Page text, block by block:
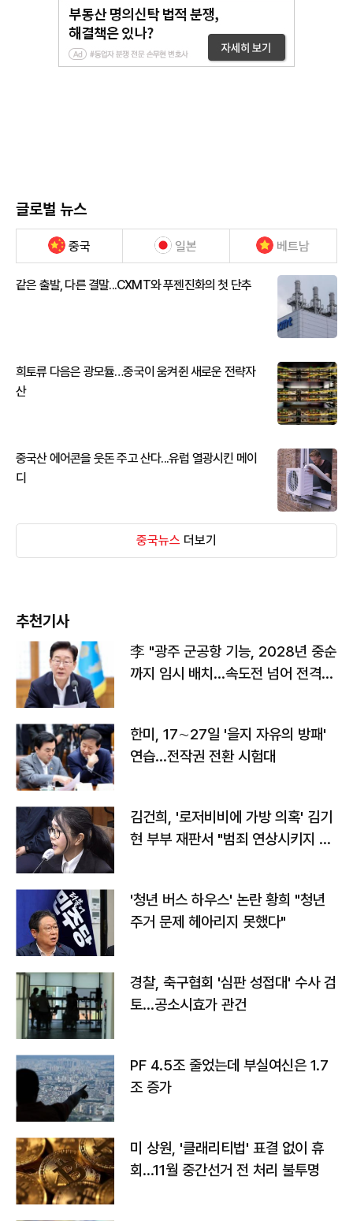
글로벌 뉴스
중국 일본 베트남
같은 출발, 다른 결말...CXMT와 푸젠진화의 첫 단추
희토류 다음은 광모듈…중국이 움켜쥔 새로운 전략자
산
중국산 에어콘을 웃돈 주고 산다...유럽 열광시킨 메이
디
중국뉴스 더보기
추천기사
李 "광주 군공항 기능, 2028년 중순
까지 임시 배치…속도전 넘어 전격
한미, 17∼27일 '을지 자유의 방패'
연습…전작권 전환 시험대
김건희, '로저비비에 가방 의혹' 김기
현 부부 재판서 "범죄 연상시키지 말
'청년 버스 하우스' 논란 황희 "청년
주거 문제 헤아리지 못했다"
경찰, 축구협회 '심판 성접대' 수사 검
토…공소시효가 관건
PF 4.5조 줄었는데 부실여신은 1.7
조 증가
미 상원, '클래리티법' 표결 없이 휴
회…11월 중간선거 전 처리 불투명